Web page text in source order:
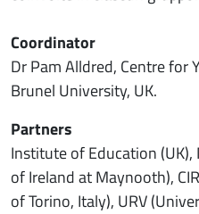
Coordinator
Dr Pam Alldred, Centre for
Brunel University, UK.
Partners
Institute of Education
of Ireland at Maynooth),
of Torino, Italy), URV